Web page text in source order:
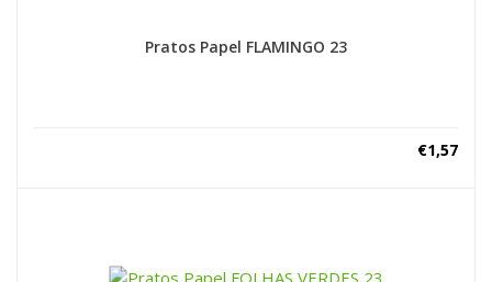
Pratos Papel FLAMINGO 23
€1,57